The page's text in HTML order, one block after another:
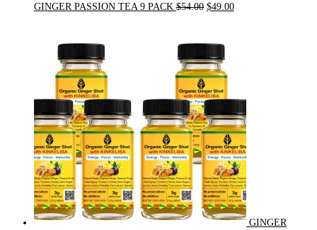
GINGER PASSION TEA 9 PACK $54.00 Original
$54.00.
$49.00Current
GINGER